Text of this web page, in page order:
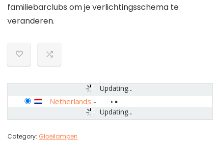
familiebarclubs om je verlichtingsschema te
veranderen.
Updating...
Updating...
Netherlands -
Category: Gloeilampen